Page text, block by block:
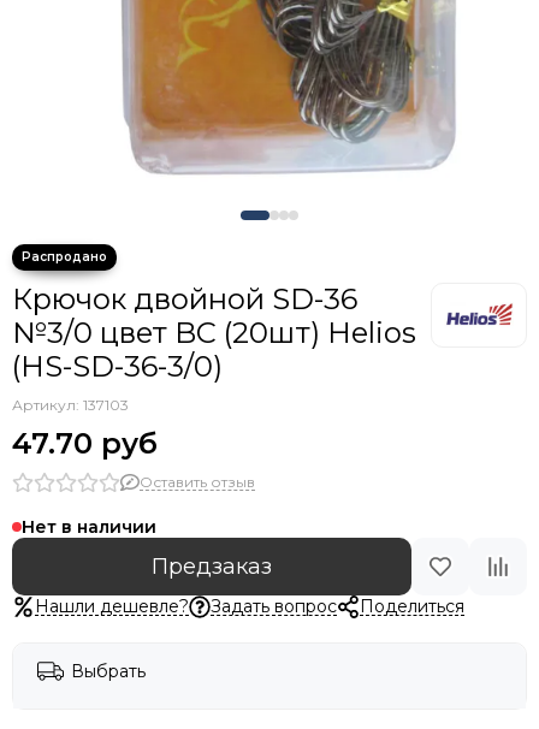
Крючки тройники с каплей
Крючок двойной SD-36
№3/0 цвет BC (20шт) Helios
(HS-SD-36-3/0)
Артикул: 137103
47.70 руб
Оставить отзыв
Нет в наличии
Предзаказ
Нашли дешевле? Задать вопрос Поделиться
Выбрать